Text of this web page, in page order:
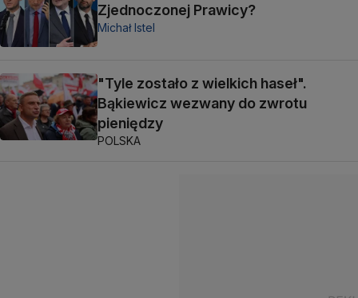
Zjednoczonej Prawicy?
Michał Istel
"Tyle zostało z wielkich haseł".
Bąkiewicz wezwany do zwrotu
pieniędzy
POLSKA